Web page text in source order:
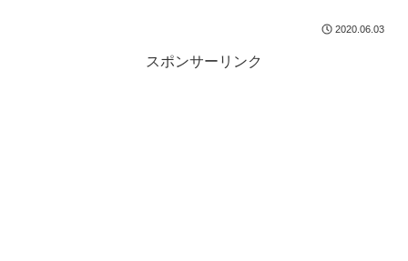
2020.06.03
スポンサーリンク